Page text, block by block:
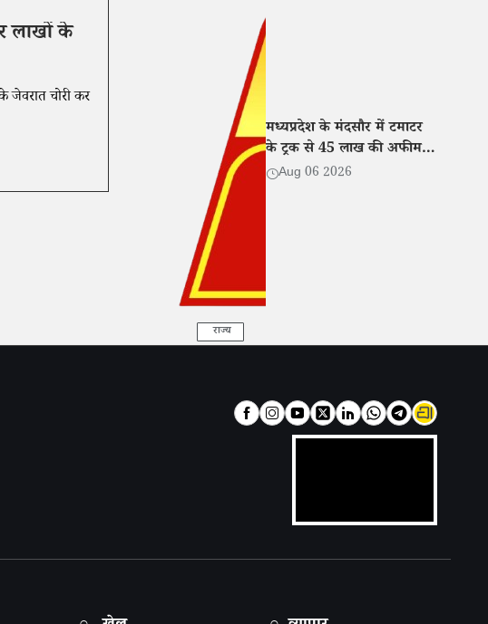
लाखों के
जेवरात चोरी कर
राज्य
मध्यप्रदेश के मंदसौर में टमाटर
के ट्रक से 45 लाख की अफीम
बरामद, तीन तस्कर गिरफ्तार
Aug 06 2026